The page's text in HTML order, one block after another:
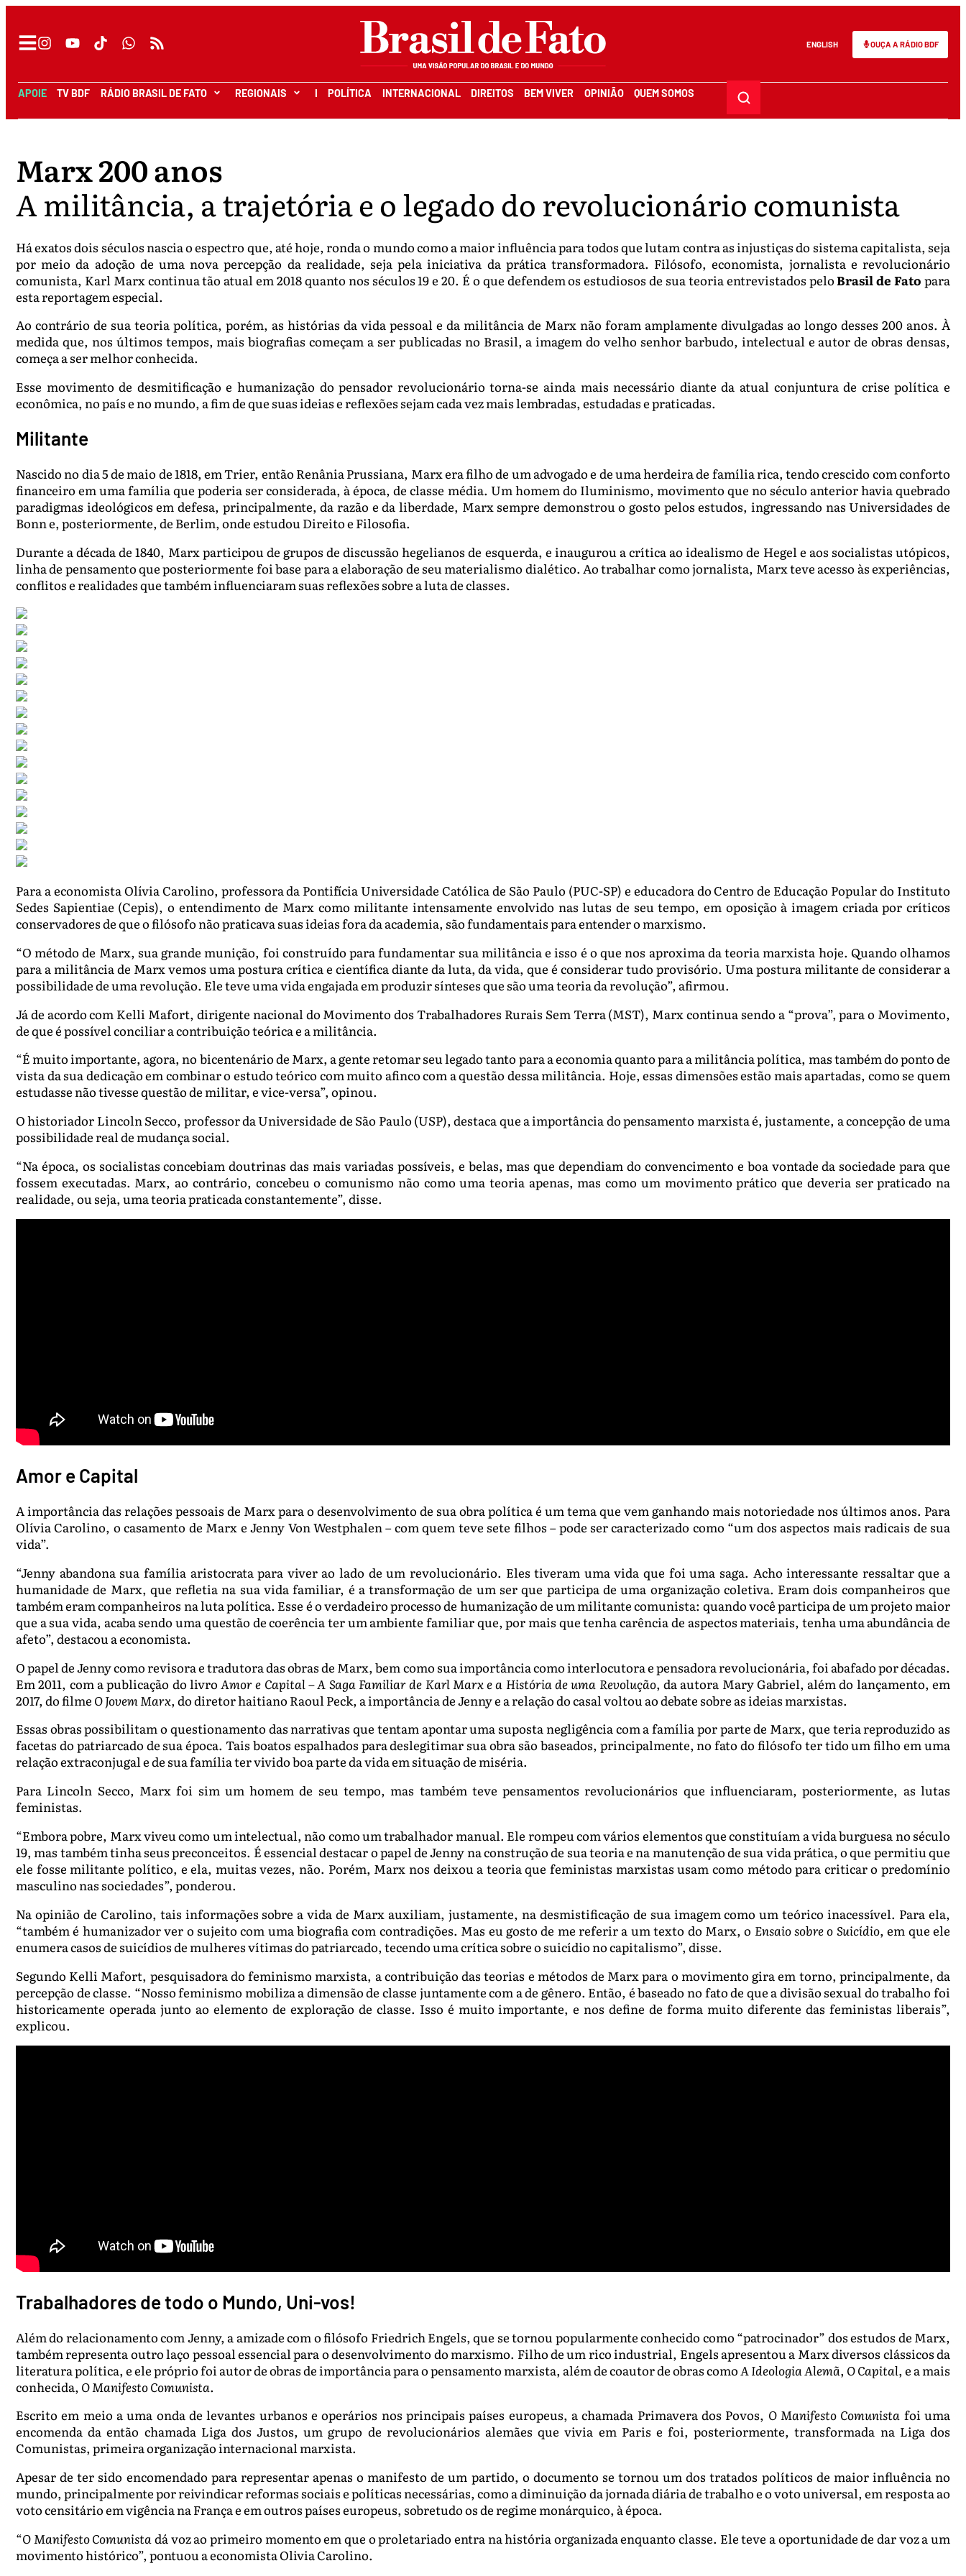
ENGLISH OUÇA A RÁDIO BDF
APOIE TV BDF RÁDIO BRASIL DE FATO REGIONAIS I POLÍTICA INTERNACIONAL DIREITOS BEM VIVER OPINIÃO QUEM SOMOS
Marx 200 anos
A militância, a trajetória e o legado do revolucionário comunista
Há exatos dois séculos nascia o espectro que, até hoje, ronda o mundo como a maior influência para todos que lutam contra as injustiças do sistema capitalista, seja
por meio da adoção de uma nova percepção da realidade, seja pela iniciativa da prática transformadora. Filósofo, economista, jornalista e revolucionário
comunista, Karl Marx continua tão atual em 2018 quanto nos séculos 19 e 20. É o que defendem os estudiosos de sua teoria entrevistados peloBrasil de Fato para
esta reportagem especial.
Ao contrário de sua teoria política, porém, as histórias da vida pessoal e da militância de Marx não foram amplamente divulgadas ao longo desses 200 anos. À
medida que, nos últimos tempos, mais biografias começam a ser publicadas no Brasil, a imagem do velho senhor barbudo, intelectual e autor de obras densas,
começa a ser melhor conhecida.
Esse movimento de desmitificação e humanização do pensador revolucionário torna-se ainda mais necessário diante da atual conjuntura de crise política e
econômica, no país e no mundo, a fim de que suas ideias e reflexões sejam cada vez mais lembradas, estudadas e praticadas.
Militante
Nascido no dia 5 de maio de 1818, em Trier, então Renânia Prussiana, Marx era filho de um advogado e de uma herdeira de família rica, tendo crescido com conforto
financeiro em uma família que poderia ser considerada, à época, de classe média. Um homem do Iluminismo, movimento que no século anterior havia quebrado
paradigmas ideológicos em defesa, principalmente, da razão e da liberdade, Marx sempre demonstrou o gosto pelos estudos, ingressando nas Universidades de
Bonn e, posteriormente, de Berlim, onde estudou Direito e Filosofia.
Durante a década de 1840, Marx participou de grupos de discussão hegelianos de esquerda, e inaugurou a crítica ao idealismo de Hegel e aos socialistas utópicos,
linha de pensamento que posteriormente foi base para a elaboração de seu materialismo dialético. Ao trabalhar como jornalista, Marx teve acesso às experiências,
conflitos e realidades que também influenciaram suas reflexões sobre a luta de classes.
Para a economista Olívia Carolino, professora da Pontifícia Universidade Católica de São Paulo (PUC-SP) e educadora do Centro de Educação Popular do Instituto
Sedes Sapientiae (Cepis), o entendimento de Marx como militante intensamente envolvido nas lutas de seu tempo, em oposição à imagem criada por críticos
conservadores de que o filósofo não praticava suas ideias fora da academia, são fundamentais para entender o marxismo.
“O método de Marx, sua grande munição, foi construído para fundamentar sua militância e isso é o que nos aproxima da teoria marxista hoje. Quando olhamos
para a militância de Marx vemos uma postura crítica e científica diante da luta, da vida, que é considerar tudo provisório. Uma postura militante de considerar a
possibilidade de uma revolução. Ele teve uma vida engajada em produzir sínteses que são uma teoria da revolução”, afirmou.
Já de acordo com Kelli Mafort, dirigente nacional do Movimento dos Trabalhadores Rurais Sem Terra (MST), Marx continua sendo a “prova”, para o Movimento,
de que é possível conciliar a contribuição teórica e a militância.
“É muito importante, agora, no bicentenário de Marx, a gente retomar seu legado tanto para a economia quanto para a militância política, mas também do ponto de
vista da sua dedicação em combinar o estudo teórico com muito afinco com a questão dessa militância. Hoje, essas dimensões estão mais apartadas, como se quem
estudasse não tivesse questão de militar, e vice-versa”, opinou.
O historiador Lincoln Secco, professor da Universidade de São Paulo (USP), destaca que a importância do pensamento marxista é, justamente, a concepção de uma
possibilidade real de mudança social.
“Na época, os socialistas concebiam doutrinas das mais variadas possíveis, e belas, mas que dependiam do convencimento e boa vontade da sociedade para que
fossem executadas. Marx, ao contrário, concebeu o comunismo não como uma teoria apenas, mas como um movimento prático que deveria ser praticado na
realidade, ou seja, uma teoria praticada constantemente”, disse.
Amor e Capital
A importância das relações pessoais de Marx para o desenvolvimento de sua obra política é um tema que vem ganhando mais notoriedade nos últimos anos. Para
Olívia Carolino, o casamento de Marx e Jenny Von Westphalen – com quem teve sete filhos – pode ser caracterizado como “um dos aspectos mais radicais de sua
vida”.
“Jenny abandona sua família aristocrata para viver ao lado de um revolucionário. Eles tiveram uma vida que foi uma saga. Acho interessante ressaltar que a
humanidade de Marx, que refletia na sua vida familiar, é a transformação de um ser que participa de uma organização coletiva. Eram dois companheiros que
também eram companheiros na luta política. Esse é o verdadeiro processo de humanização de um militante comunista: quando você participa de um projeto maior
que a sua vida, acaba sendo uma questão de coerência ter um ambiente familiar que, por mais que tenha carência de aspectos materiais, tenha uma abundância de
afeto”, destacou a economista.
O papel de Jenny como revisora e tradutora das obras de Marx, bem como sua importância como interlocutora e pensadora revolucionária, foi abafado por décadas.
Em 2011, com a publicação do livro Amor e Capital – A Saga Familiar de Karl Marx e a História de uma Revolução, da autora Mary Gabriel, além do lançamento, em
2017, do filme O Jovem Marx, do diretor haitiano Raoul Peck, a importância de Jenny e a relação do casal voltou ao debate sobre as ideias marxistas.
Essas obras possibilitam o questionamento das narrativas que tentam apontar uma suposta negligência com a família por parte de Marx, que teria reproduzido as
facetas do patriarcado de sua época. Tais boatos espalhados para deslegitimar sua obra são baseados, principalmente, no fato do filósofo ter tido um filho em uma
relação extraconjugal e de sua família ter vivido boa parte da vida em situação de miséria.
Para Lincoln Secco, Marx foi sim um homem de seu tempo, mas também teve pensamentos revolucionários que influenciaram, posteriormente, as lutas
feministas.
“Embora pobre, Marx viveu como um intelectual, não como um trabalhador manual. Ele rompeu com vários elementos que constituíam a vida burguesa no século
19, mas também tinha seus preconceitos. É essencial destacar o papel de Jenny na construção de sua teoria e na manutenção de sua vida prática, o que permitiu que
ele fosse militante político, e ela, muitas vezes, não. Porém, Marx nos deixou a teoria que feministas marxistas usam como método para criticar o predomínio
masculino nas sociedades”, ponderou.
Na opinião de Carolino, tais informações sobre a vida de Marx auxiliam, justamente, na desmistificação de sua imagem como um teórico inacessível. Para ela,
“também é humanizador ver o sujeito com uma biografia com contradições. Mas eu gosto de me referir a um texto do Marx, o Ensaio sobre o Suicídio, em que ele
enumera casos de suicídios de mulheres vítimas do patriarcado, tecendo uma crítica sobre o suicídio no capitalismo”, disse.
Segundo Kelli Mafort, pesquisadora do feminismo marxista, a contribuição das teorias e métodos de Marx para o movimento gira em torno, principalmente, da
percepção de classe. “Nosso feminismo mobiliza a dimensão de classe juntamente com a de gênero. Então, é baseado no fato de que a divisão sexual do trabalho foi
historicamente operada junto ao elemento de exploração de classe. Isso é muito importante, e nos define de forma muito diferente das feministas liberais”,
explicou.
Trabalhadores de todo o Mundo, Uni-vos!
Além do relacionamento com Jenny, a amizade com o filósofo Friedrich Engels, que se tornou popularmente conhecido como “patrocinador” dos estudos de Marx,
também representa outro laço pessoal essencial para o desenvolvimento do marxismo. Filho de um rico industrial, Engels apresentou a Marx diversos clássicos da
literatura política, e ele próprio foi autor de obras de importância para o pensamento marxista, além de coautor de obras como A Ideologia Alemã, O Capital, e a mais
conhecida, O Manifesto Comunista.
Escrito em meio a uma onda de levantes urbanos e operários nos principais países europeus, a chamada Primavera dos Povos, O Manifesto Comunista foi uma
encomenda da então chamada Liga dos Justos, um grupo de revolucionários alemães que vivia em Paris e foi, posteriormente, transformada na Liga dos
Comunistas, primeira organização internacional marxista.
Apesar de ter sido encomendado para representar apenas o manifesto de um partido, o documento se tornou um dos tratados políticos de maior influência no
mundo, principalmente por reivindicar reformas sociais e políticas necessárias, como a diminuição da jornada diária de trabalho e o voto universal, em resposta ao
voto censitário em vigência na França e em outros países europeus, sobretudo os de regime monárquico, à época.
“O Manifesto Comunistadá voz ao primeiro momento em que o proletariado entra na história organizada enquanto classe. Ele teve a oportunidade de dar voz a um
movimento histórico”, pontuou a economista Olivia Carolino.